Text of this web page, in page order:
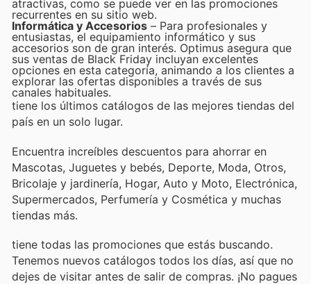
atractivas, como se puede ver en las promociones
recurrentes en su sitio web.
Informática y Accesorios – Para profesionales y
entusiastas, el equipamiento informático y sus
accesorios son de gran interés. Optimus asegura que
sus ventas de Black Friday incluyan excelentes
opciones en esta categoría, animando a los clientes a
explorar las ofertas disponibles a través de sus
canales habituales.
tiene los últimos catálogos de las mejores tiendas del
país en un solo lugar.
Encuentra increíbles descuentos para ahorrar en
Mascotas, Juguetes y bebés, Deporte, Moda, Otros,
Bricolaje y jardinería, Hogar, Auto y Moto, Electrónica,
Supermercados, Perfumería y Cosmética y muchas
tiendas más.
tiene todas las promociones que estás buscando.
Tenemos nuevos catálogos todos los días, así que no
dejes de visitar antes de salir de compras. ¡No pagues